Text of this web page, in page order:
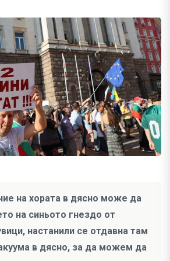
на хората в дясно може да
на синьото гнездо от
настанили се отдавна там
в дясно, за да можем да